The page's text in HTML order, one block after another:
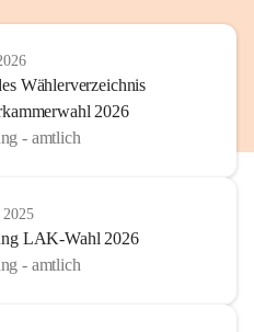
Wählerverzeichnis
2026
- amtlich
LAK-Wahl 2026
- amtlich